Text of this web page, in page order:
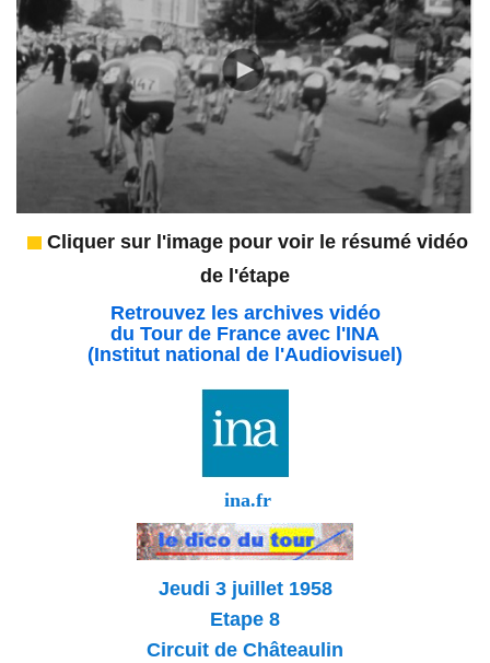
Cliquer sur l'image pour voir le résumé vidéo
de l'étape
Retrouvez les archives vidéo
du Tour de France avec l'INA
(Institut national de l'Audiovisuel)
ina.fr
Jeudi 3 juillet 1958
Etape 8
Circuit de Châteaulin